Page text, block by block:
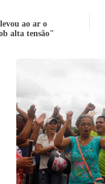
ao ar o
alta tensão"